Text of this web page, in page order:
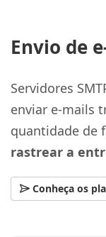
Envio de
Servidores
enviar e-mails
quantidade de
rastrear a
Conheça os